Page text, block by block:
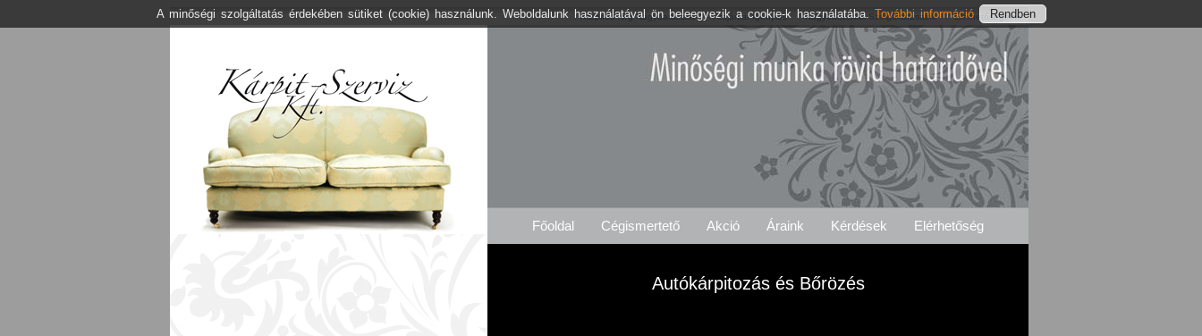
Kárpitos .org Nagybaracska Árajánlat Igénylés Nagybaracskai Szolgáltatásaink Elérhetőségeink
Főoldal Cégismertető Akció Áraink Kérdések Elérhetőség
Autókárpitozás és Bőrözés
A minőségi szolgáltatás érdekében sütiket (cookie) használunk. Weboldalunk használatával ön beleegyezik a cookie-k használatába. További információ